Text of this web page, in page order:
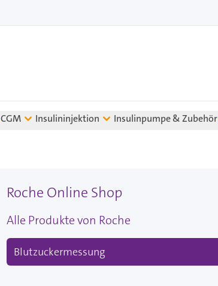
CGM Insulininjektion Insulinpumpe & Zubehör
Roche Online Shop
Alle Produkte von Roche
Blutzuckermessung